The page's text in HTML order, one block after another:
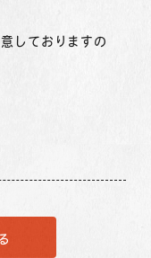
しておりますの